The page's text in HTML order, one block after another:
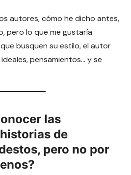
autores, cómo he dicho antes,
pero lo que me gustaría
busquen su estilo, el autor
pensamientos… y se
las
de
pero no por